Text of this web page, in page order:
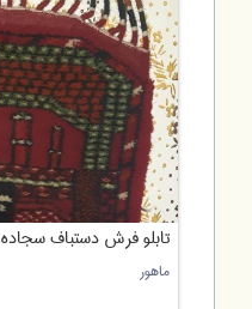
تابلو فرش دستباف سجاده
ماهور